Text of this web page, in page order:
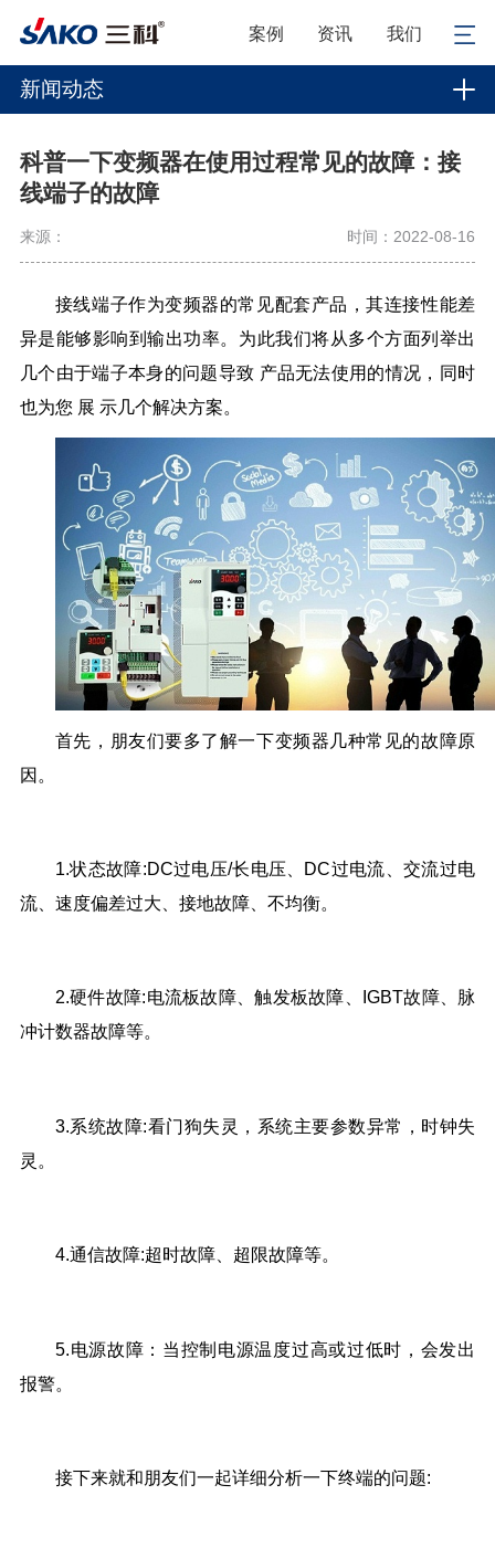
案例 资讯 我们
新闻动态
科普一下变频器在使用过程常见的故障：接
线端子的故障
来源： 时间：2022-08-16
接线端子作为变频器的常见配套产品，其连接性能差
异是能够影响到输出功率。为此我们将从多个方面列举出
几个由于端子本身的问题导致 产品无法使用的情况，同时
也为您 展 示几个解决方案。
首先，朋友们要多了解一下变频器几种常见的故障原
因。
1.状态故障:DC过电压/长电压、DC过电流、交流过电
流、速度偏差过大、接地故障、不均衡。
2.硬件故障:电流板故障、触发板故障、IGBT故障、脉
冲计数器故障等。
3.系统故障:看门狗失灵，系统主要参数异常，时钟失
灵。
4.通信故障:超时故障、超限故障等。
5.电源故障：当控制电源温度过高或过低时，会发出
报警。
接下来就和朋友们一起详细分析一下终端的问题: